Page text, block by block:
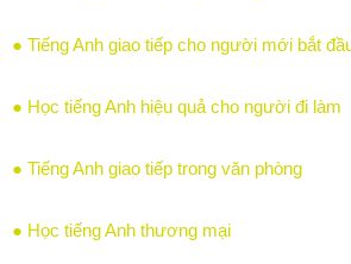
● Tiếng Anh giao tiếp cho người mới bắt
● Học tiếng Anh hiệu quả cho người đi làm
● Tiếng Anh giao tiếp trong văn phòng
● Học tiếng Anh thương mại